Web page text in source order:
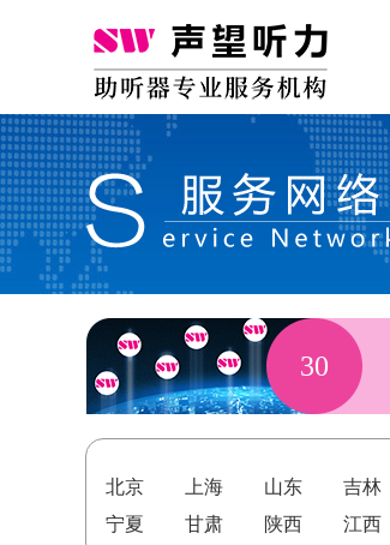
30
北京
上海 山东 吉林
宁夏
甘肃 陕西 江西